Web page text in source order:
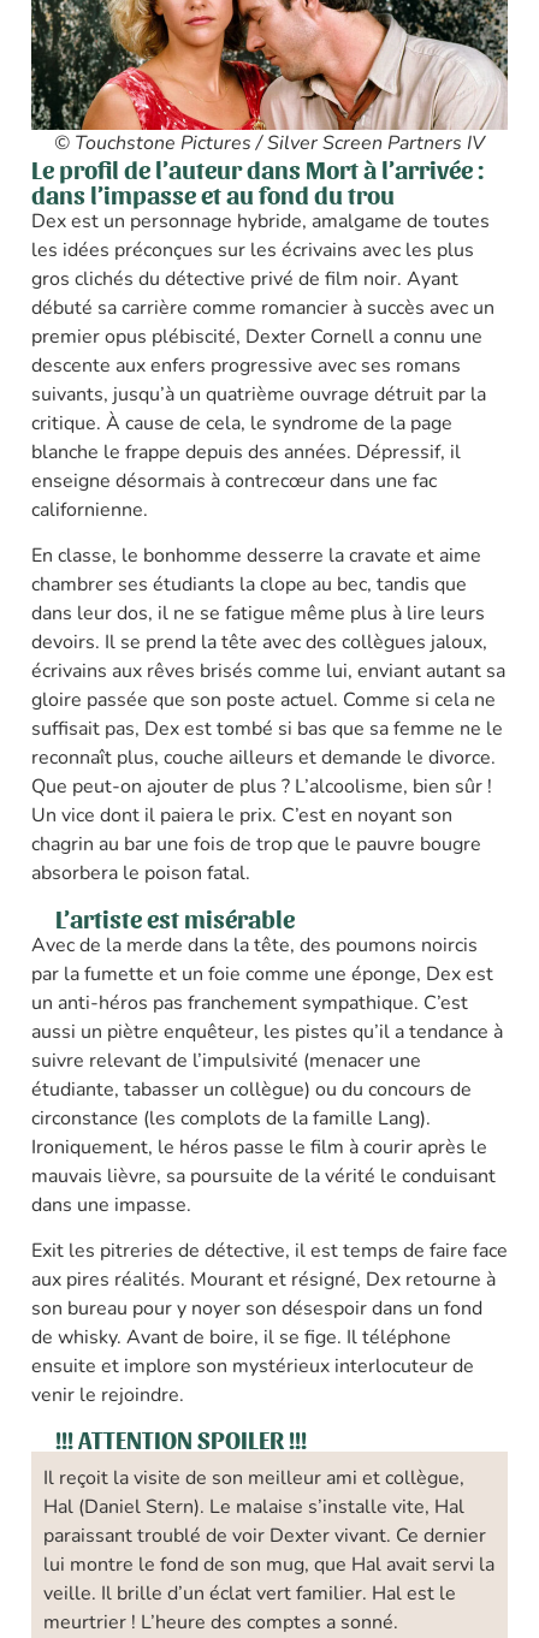
© Touchstone Pictures / Silver Screen Partners IV
Le profil de l’auteur dans Mort à l’arrivée :
dans l’impasse et au fond du trou
Dex est un personnage hybride, amalgame de toutes
les idées préconçues sur les écrivains avec les plus
gros clichés du détective privé de film noir. Ayant
débuté sa carrière comme romancier à succès avec un
premier opus plébiscité, Dexter Cornell a connu une
descente aux enfers progressive avec ses romans
suivants, jusqu’à un quatrième ouvrage détruit par la
critique. À cause de cela, le syndrome de la page
blanche le frappe depuis des années. Dépressif, il
enseigne désormais à contrecœur dans une fac
californienne.
En classe, le bonhomme desserre la cravate et aime
chambrer ses étudiants la clope au bec, tandis que
dans leur dos, il ne se fatigue même plus à lire leurs
devoirs. Il se prend la tête avec des collègues jaloux,
écrivains aux rêves brisés comme lui, enviant autant sa
gloire passée que son poste actuel. Comme si cela ne
suffisait pas, Dex est tombé si bas que sa femme ne le
reconnaît plus, couche ailleurs et demande le divorce.
Que peut-on ajouter de plus ? L’alcoolisme, bien sûr !
Un vice dont il paiera le prix. C’est en noyant son
chagrin au bar une fois de trop que le pauvre bougre
absorbera le poison fatal.
L’artiste est misérable
Avec de la merde dans la tête, des poumons noircis
par la fumette et un foie comme une éponge, Dex est
un anti-héros pas franchement sympathique. C’est
aussi un piètre enquêteur, les pistes qu’il a tendance à
suivre relevant de l’impulsivité (menacer une
étudiante, tabasser un collègue) ou du concours de
circonstance (les complots de la famille Lang).
Ironiquement, le héros passe le film à courir après le
mauvais lièvre, sa poursuite de la vérité le conduisant
dans une impasse.
Exit les pitreries de détective, il est temps de faire face
aux pires réalités. Mourant et résigné, Dex retourne à
son bureau pour y noyer son désespoir dans un fond
de whisky. Avant de boire, il se fige. Il téléphone
ensuite et implore son mystérieux interlocuteur de
venir le rejoindre.
!!! ATTENTION SPOILER !!!
Il reçoit la visite de son meilleur ami et collègue,
Hal (Daniel Stern). Le malaise s’installe vite, Hal
paraissant troublé de voir Dexter vivant. Ce dernier
lui montre le fond de son mug, que Hal avait servi la
veille. Il brille d’un éclat vert familier. Hal est le
meurtrier ! L’heure des comptes a sonné.